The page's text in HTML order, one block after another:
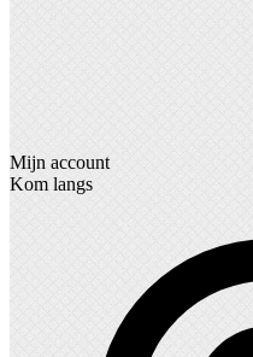
Mijn account
Kom langs